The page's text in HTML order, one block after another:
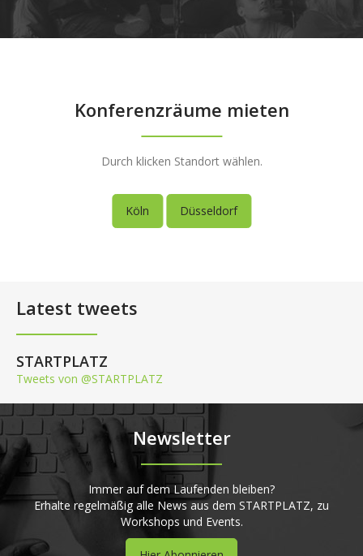
Konferenzräume mieten
Durch klicken Standort wählen.
Köln Düsseldorf
Latest tweets
STARTPLATZ
Tweets von @STARTPLATZ
Newsletter
Immer auf dem Laufenden bleiben?
Erhalte regelmäßig alle News aus dem STARTPLATZ, zu
Workshops und Events.